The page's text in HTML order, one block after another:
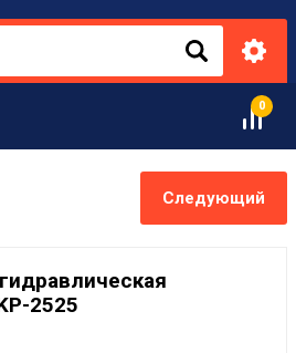
0
Следующий
2525